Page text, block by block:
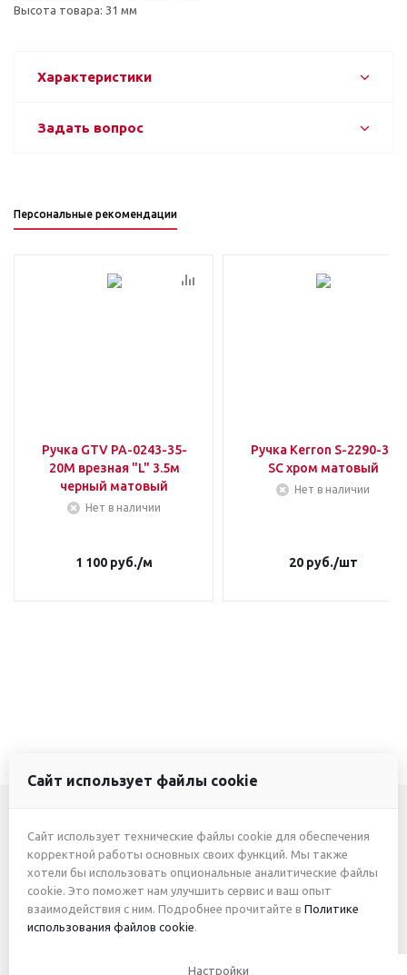
Высота товара: 31 мм
Характеристики
Задать вопрос
Персональные рекомендации
Ручка GTV PA-0243-35-
20M врезная "L" 3.5м
черный матовый
Нет в наличии
1 100 руб./м
Ручка Kerron S-2290-32
SC хром матовый
Нет в наличии
20руб./шт
+7 (3412) 46-7777
+7 (912) 746-00-77
Сайт использует файлы cookie
Сайт использует технические файлы cookie для обеспечения
корректной работы основных своих функций. Мы также
хотели бы использовать опциональные аналитические файлы
cookie. Это поможет нам улучшить сервис и ваш опыт
взаимодействия с ним. Подробнее прочитайте в Политике
использования файлов cookie.
Настройки